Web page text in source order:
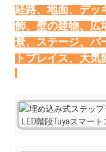
経路、地面、デッ
飾、壁の建物、広
景、ステージ、バ